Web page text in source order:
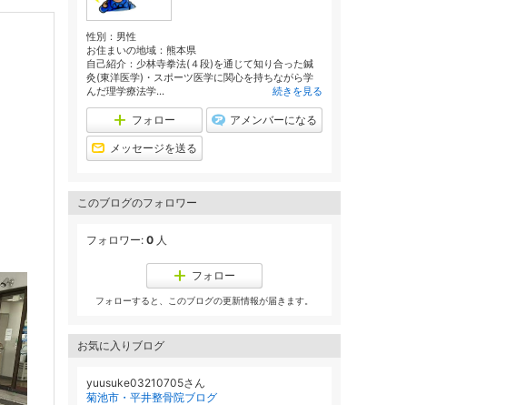
性別： 男性
お住まいの地域： 熊本県
自己紹介：少林寺拳法(４段)を通じて知り合った鍼
灸(東洋医学)・スポーツ医学に関心を持ちながら学
んだ理学療法学...
続きを見る
フォロー アメンバーになる
メッセージを送る
このブログのフォロワー
フォロワー: 0 人
フォロー
フォローすると、このブログの更新情報が届きます。
お気に入りブログ
yuusuke03210705さん
菊池市・平井整骨院ブログ